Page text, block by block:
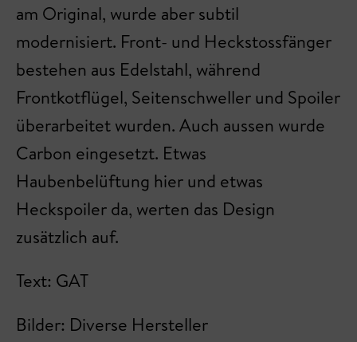
am Original, wurde aber subtil
modernisiert. Front- und Heckstossfänger
bestehen aus Edelstahl, während
Frontkotflügel, Seitenschweller und Spoiler
überarbeitet wurden. Auch aussen wurde
Carbon eingesetzt. Etwas
Haubenbelüftung hier und etwas
Heckspoiler da, werten das Design
zusätzlich auf.
Text: GAT
Bilder: Diverse Hersteller